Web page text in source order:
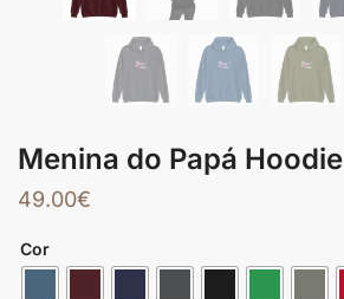
Menina do Papá Hoodie
49.00€
Cor